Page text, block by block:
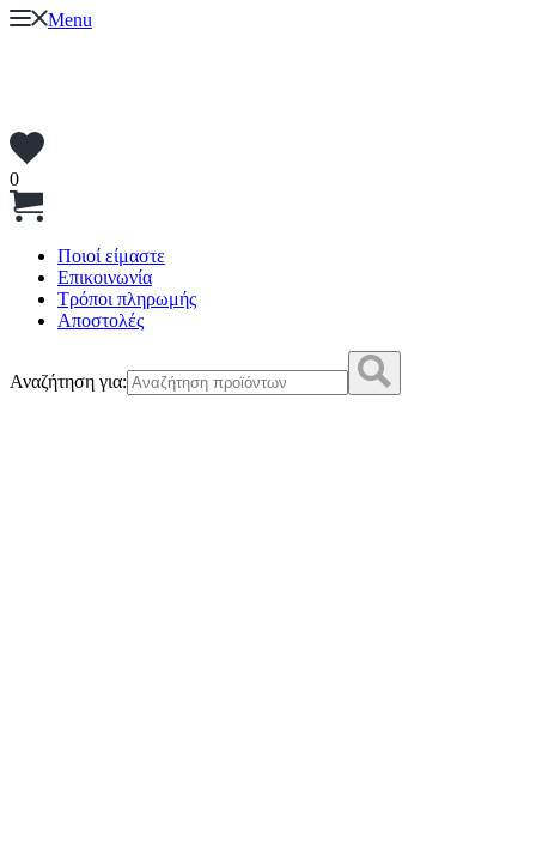
Menu
0
Ποιοί είμαστε
Επικοινωνία
Τρόποι πληρωμής
Αποστολές
Αναζήτηση για: